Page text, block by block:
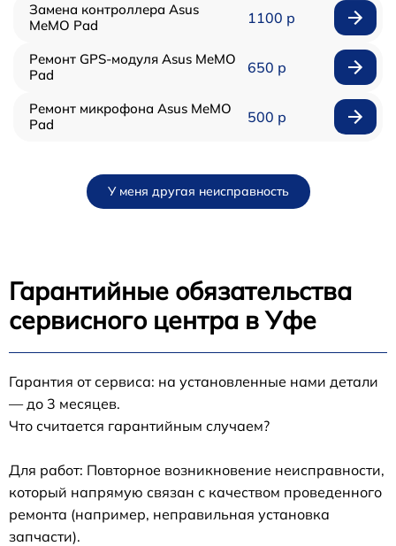
Замена контроллера Asus
MeMO Pad
1100 р
Ремонт GPS-модуля Asus MeMO
Pad
650 р
Ремонт микрофона Asus MeMO
Pad
500 р
У меня другая неисправность
Гарантийные обязательства
сервисного центра в Уфе
Гарантия от сервиса: на установленные нами детали
— до 3 месяцев.
Что считается гарантийным случаем?
Для работ: Повторное возникновение неисправности,
который напрямую связан с качеством проведенного
ремонта (например, неправильная установка
запчасти).